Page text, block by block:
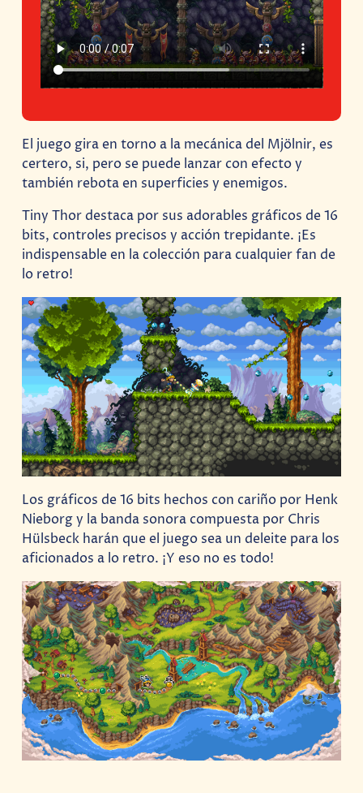
El juego gira en torno a la mecánica del Mjölnir, es
certero, si, pero se puede lanzar con efecto y
también rebota en superficies y enemigos.
Tiny Thor destaca por sus adorables gráficos de 16
bits, controles precisos y acción trepidante. ¡Es
indispensable en la colección para cualquier fan de
lo retro!
Los gráficos de 16 bits hechos con cariño por Henk
Nieborg y la banda sonora compuesta por Chris
Hülsbeck harán que el juego sea un deleite para los
aficionados a lo retro. ¡Y eso no es todo!